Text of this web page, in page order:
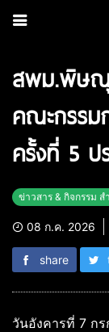
สพม.พิษณุ
คณะกรร
ครั้งที่ 5 ป
ข่าวสาร & กิจกรรม
08 ก.ค. 2026
share
วันอังคารที่ 7 ก